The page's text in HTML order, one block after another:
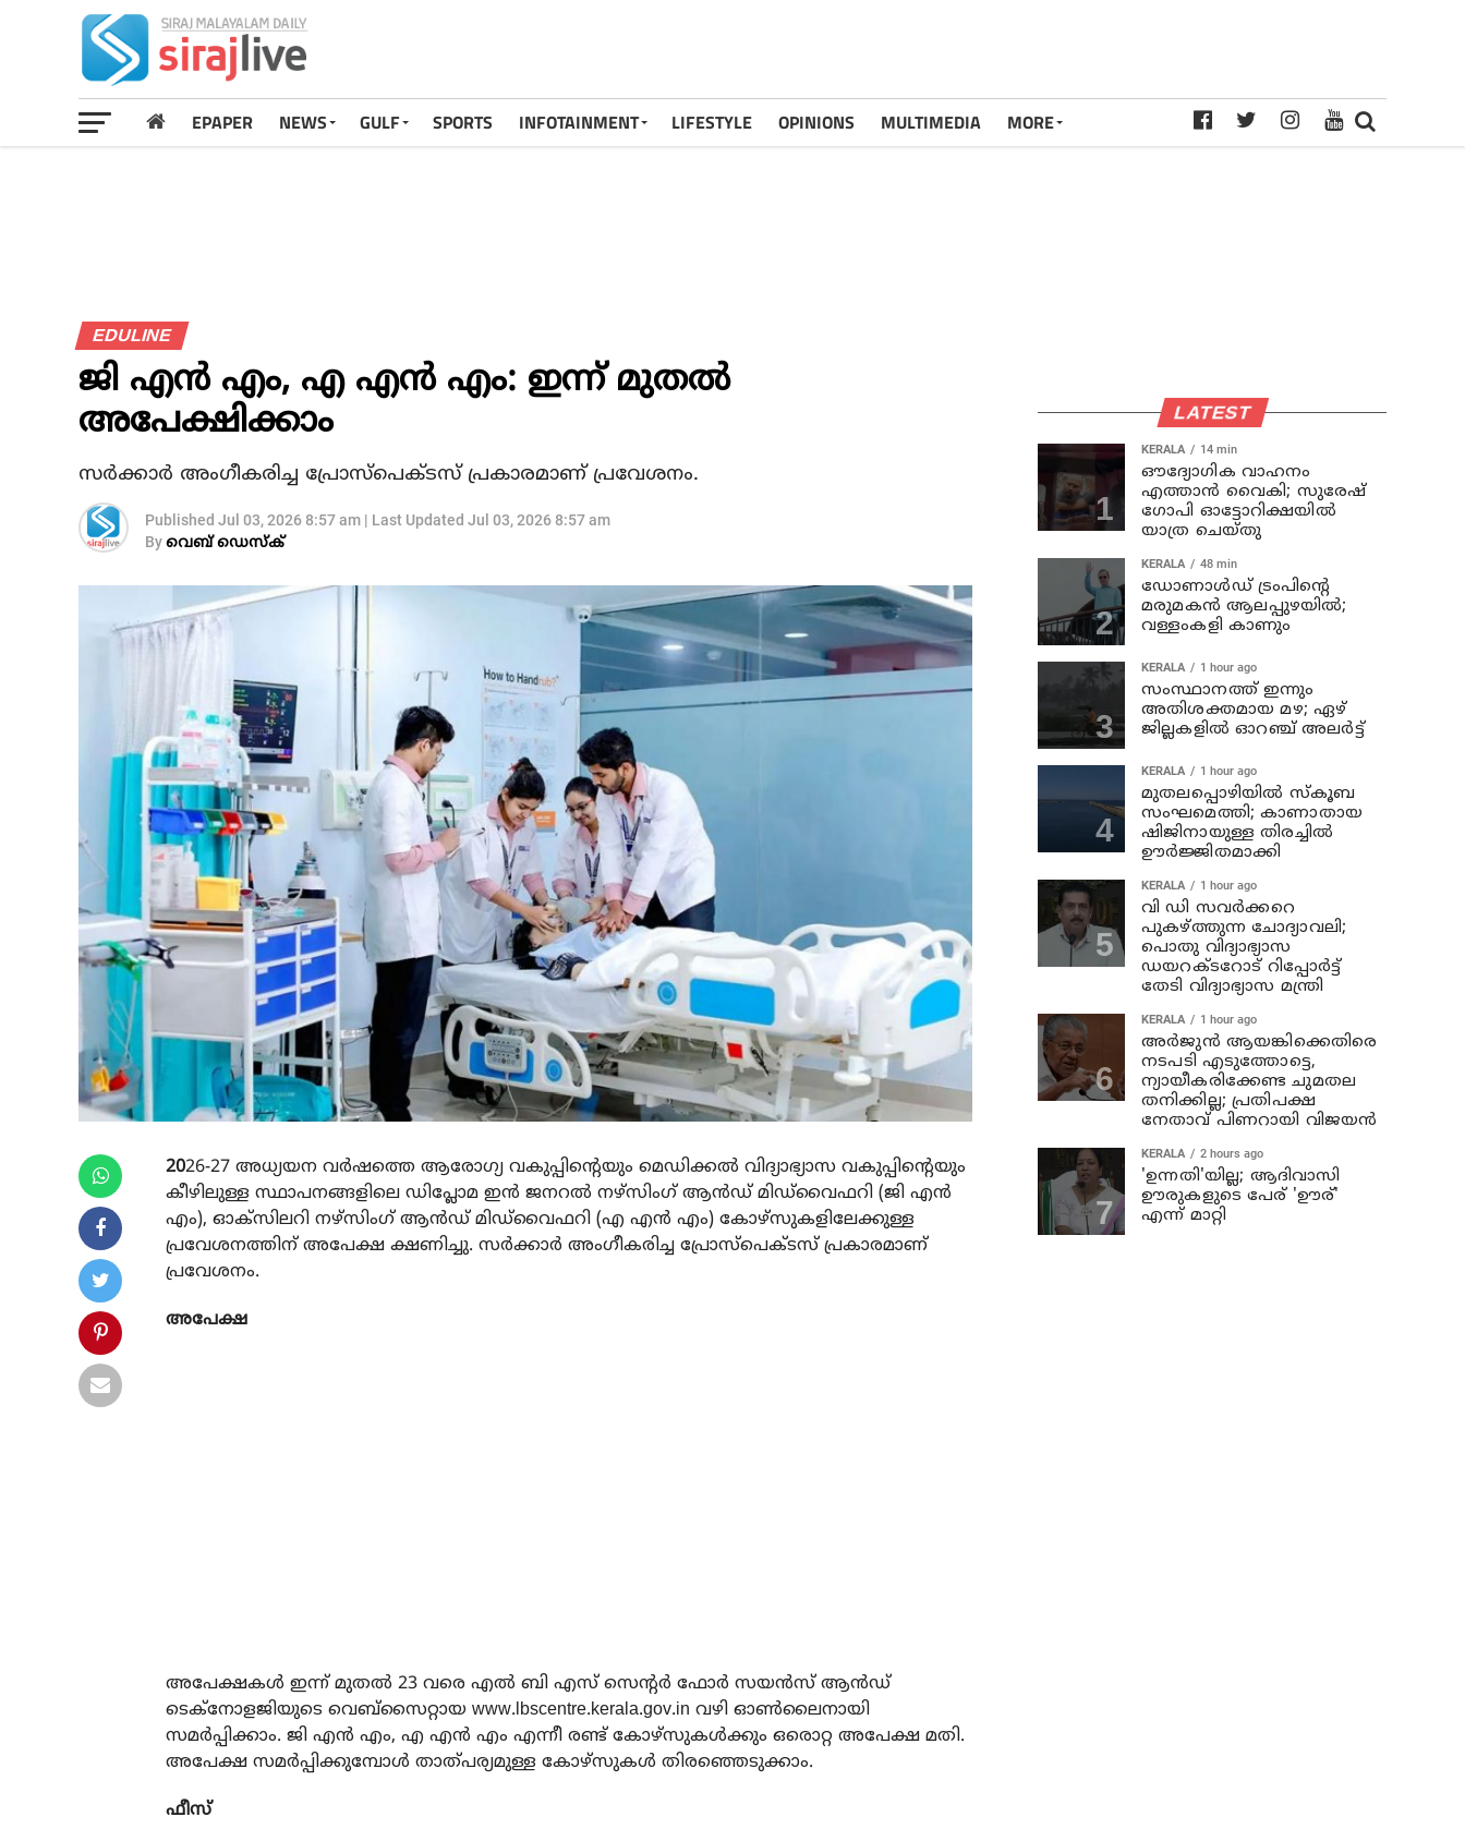
EPAPER NEWS GULF SPORTS INFOTAINMENT LIFESTYLE OPINIONS MULTIMEDIA MORE
EDULINE
ജി എൻ എം, എ എൻ എം: ഇന്ന് മുതൽ
അപേക്ഷിക്കാം
സർക്കാർ അംഗീകരിച്ച പ്രോസ്പെക്ടസ് പ്രകാരമാണ് പ്രവേശനം.
Published Jul 03, 2026 8:57 am | Last Updated Jul 03, 2026 8:57 am
Byവെബ് ഡെസ്‌ക്
2026-27 അധ്യയന വർഷത്തെ ആരോഗ്യ വകുപ്പിന്റെയും മെഡിക്കൽ വിദ്യാഭ്യാസ വകുപ്പിന്റെയും
കീഴിലുള്ള സ്ഥാപനങ്ങളിലെ ഡിപ്ലോമ ഇൻ ജനറൽ നഴ്‌സിംഗ് ആൻഡ് മിഡ്‌വൈഫറി (ജി എൻ
എം), ഓക്സിലറി നഴ്‌സിംഗ് ആൻഡ് മിഡ്‌വൈഫറി (എ എൻ എം) കോഴ്‌സുകളിലേക്കുള്ള
പ്രവേശനത്തിന് അപേക്ഷ ക്ഷണിച്ചു. സർക്കാർ അംഗീകരിച്ച പ്രോസ്പെക്ടസ് പ്രകാരമാണ്
പ്രവേശനം.
അപേക്ഷ
അപേക്ഷകൾ ഇന്ന് മുതൽ 23 വരെ എൽ ബി എസ് സെന്റർ ഫോർ സയൻസ് ആൻഡ്
ടെക്നോളജിയുടെ വെബ്സൈറ്റായ www.lbscentre.kerala.gov.in വഴി ഓൺലൈനായി
സമർപ്പിക്കാം. ജി എൻ എം, എ എൻ എം എന്നീ രണ്ട് കോഴ്‌സുകൾക്കും ഒരൊറ്റ അപേക്ഷ മതി.
അപേക്ഷ സമർപ്പിക്കുമ്പോൾ താത്പര്യമുള്ള കോഴ്‌സുകൾ തിരഞ്ഞെടുക്കാം.
ഫീസ്
LATEST
KERALA 14 min
ഔദ്യോഗിക വാഹനം
എത്താന്‍ വൈകി; സുരേഷ്
ഗോപി ഓട്ടോറിക്ഷയില്‍
യാത്ര ചെയ്തു
KERALA 48 min
ഡോണാള്‍ഡ് ട്രംപിന്റെ
മരുമകന്‍ ആലപ്പുഴയിൽ;
വള്ളംകളി കാണും
KERALA 1 hour ago
സംസ്ഥാനത്ത് ഇന്നും
അതിശക്തമായ മഴ; ഏഴ്
ജില്ലകളില്‍ ഓറഞ്ച് അലര്‍ട്ട്
KERALA 1 hour ago
മുതലപ്പൊഴിയില്‍ സ്‌കൂബ
സംഘമെത്തി; കാണാതായ
ഷിജിനായുള്ള തിരച്ചില്‍
ഊര്‍ജ്ജിതമാക്കി
KERALA 1 hour ago
വി ഡി സവര്‍ക്കറെ
പുകഴ്ത്തുന്ന ചോദ്യാവലി;
പൊതു വിദ്യാഭ്യാസ
ഡയറക്ടറോട് റിപ്പോര്‍ട്ട്
തേടി വിദ്യാഭ്യാസ മന്ത്രി
KERALA 1 hour ago
അര്‍ജുന്‍ ആയങ്കിക്കെതിരെ
നടപടി എടുത്തോട്ടെ,
ന്യായീകരിക്കേണ്ട ചുമതല
തനിക്കില്ല; പ്രതിപക്ഷ
നേതാവ് പിണറായി വിജയന്‍
KERALA 2 hours ago
'ഉന്നതി'യില്ല; ആദിവാസി
ഊരുകളുടെ പേര് 'ഊര്'
എന്ന് മാറ്റി